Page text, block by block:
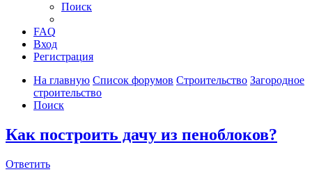
Поиск
FAQ
Вход
Регистрация
На главную Список форумов Строительство Загородное
строительство
Поиск
Как построить дачу из пеноблоков?
Ответить
Ответить